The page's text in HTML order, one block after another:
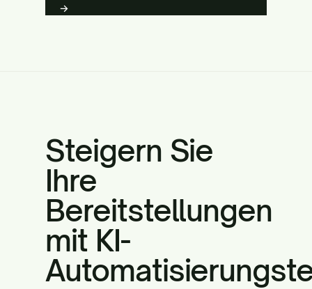
→
Steigern Sie
Ihre
Bereitstellungen
mit KI-